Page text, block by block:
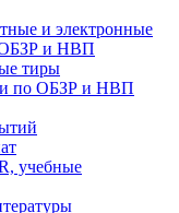
и электронные
ОБЗР и НВП
тиры
по ОБЗР и НВП
учебные